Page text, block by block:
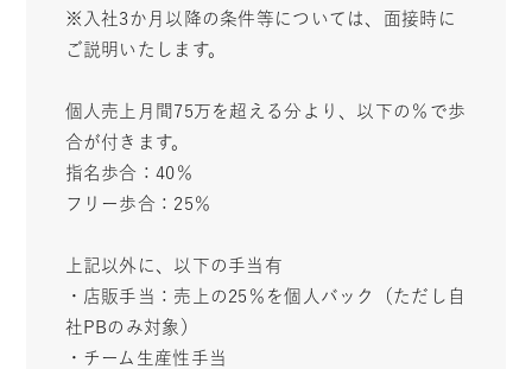
※入社3か月以降の条件等については、面接時に
ご説明いたします。
個人売上月間75万を超える分より、以下の％で歩
合が付きます。
指名歩合：40％
フリー歩合：25％
上記以外に、以下の手当有
・店販手当：売上の25％を個人バック（ただし自
社PBのみ対象）
・チーム生産性手当